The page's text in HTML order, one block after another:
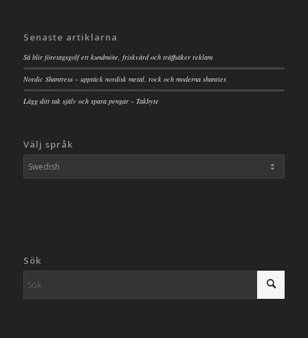
Senaste artiklarna
Så blir företagsgolf ett kundmöte, friskvård och träffsäker reklam
Nordic Shantress – upptäck nordisk metal, rock och moderna shanties
Lägg ditt tak själv och spara pengar – Takbyte
Välj språk
Sök